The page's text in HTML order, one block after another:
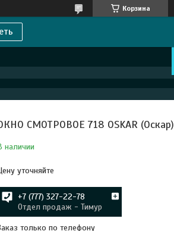
Корзина
СМОТРОВОЕ 718 OSKAR (Оскар)
наличии
уточняйте
+7 (777) 327-22-78
Отдел продаж - Тимур
только по телефону